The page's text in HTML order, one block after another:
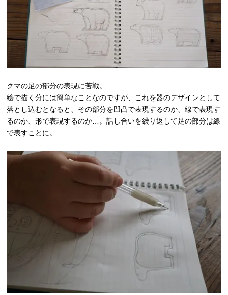
クマの足の部分の表現に苦戦。
絵で描く分には簡単なことなのですが、これを器のデザインとして
落とし込むとなると、その部分を凹凸で表現するのか、線で表現す
るのか、形で表現するのか…。話し合いを繰り返して足の部分は線
で表すことに。